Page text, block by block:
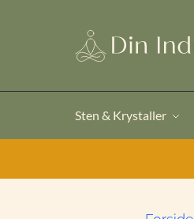
Sten & Krystaller